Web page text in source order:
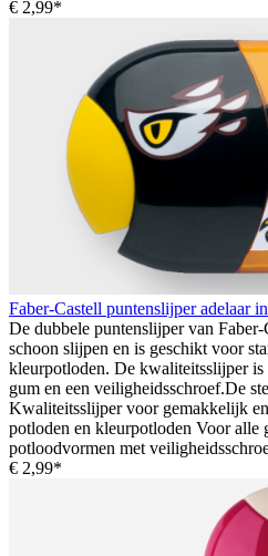
€ 2,99*
Faber-Castell puntenslijper adelaar
De dubbele puntenslijper van
schoon slijpen en is geschikt voor
kleurpotloden. De kwaliteitsslijper is
gum en een veiligheidsschroef.De
Kwaliteitsslijper voor gemakkelijk
potloden en kleurpotloden Voor alle
potloodvormen met
€ 2,99*